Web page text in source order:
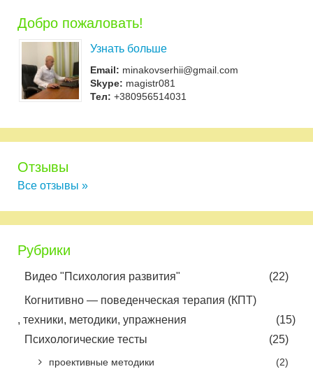
Добро пожаловать!
Узнать больше
Email: minakovserhii@gmail.com
Skype: magistr081
Тел: +380956514031
Отзывы
Все отзывы »
Рубрики
Видео "Психология развития"
(22)
Когнитивно — поведенческая терапия (КПТ)
, техники, методики, упражнения
(15)
Психологические тесты
(25)
проективные методики
(2)